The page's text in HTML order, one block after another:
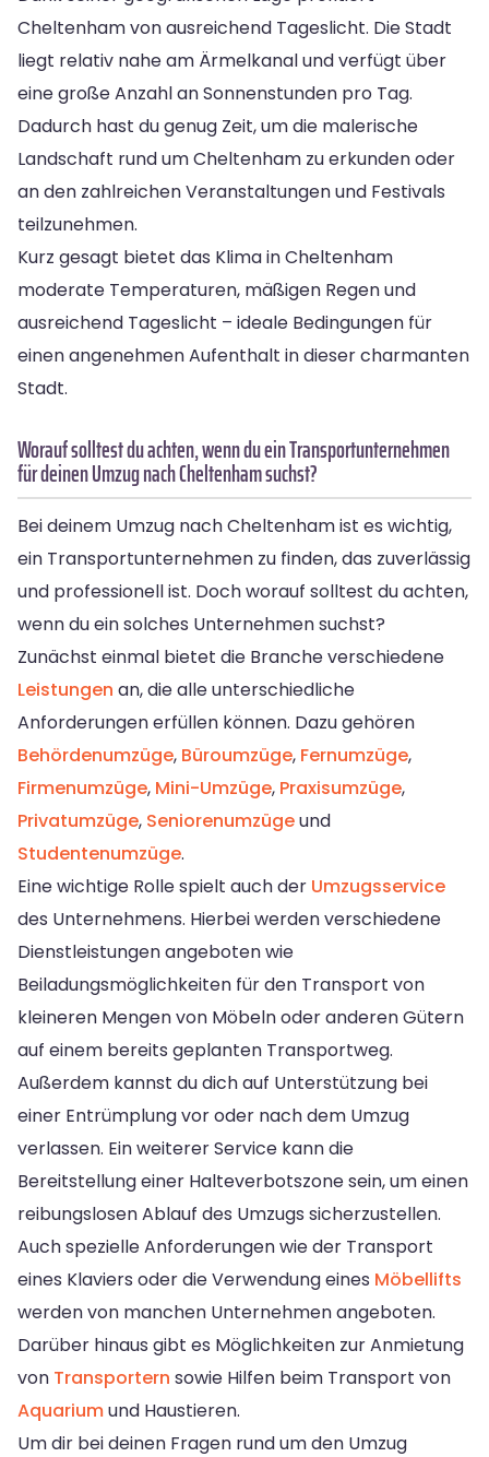
Cheltenham von ausreichend Tageslicht. Die Stadt
liegt relativ nahe am Ärmelkanal und verfügt über
eine große Anzahl an Sonnenstunden pro Tag.
Dadurch hast du genug Zeit, um die malerische
Landschaft rund um Cheltenham zu erkunden oder
an den zahlreichen Veranstaltungen und Festivals
teilzunehmen.
Kurz gesagt bietet das Klima in Cheltenham
moderate Temperaturen, mäßigen Regen und
ausreichend Tageslicht – ideale Bedingungen für
einen angenehmen Aufenthalt in dieser charmanten
Stadt.
Worauf solltest du achten, wenn du ein Transportunternehmen
für deinen Umzug nach Cheltenham suchst?
Bei deinem Umzug nach Cheltenham ist es wichtig,
ein Transportunternehmen zu finden, das zuverlässig
und professionell ist. Doch worauf solltest du achten,
wenn du ein solches Unternehmen suchst?
Zunächst einmal bietet die Branche verschiedene
Leistungen an, die alle unterschiedliche
Anforderungen erfüllen können. Dazu gehören
Behördenumzüge, Büroumzüge, Fernumzüge,
Firmenumzüge, Mini-Umzüge, Praxisumzüge,
Privatumzüge, Seniorenumzügeund
Studentenumzüge.
Eine wichtige Rolle spielt auch der Umzugsservice
des Unternehmens. Hierbei werden verschiedene
Dienstleistungen angeboten wie
Beiladungsmöglichkeiten für den Transport von
kleineren Mengen von Möbeln oder anderen Gütern
auf einem bereits geplanten Transportweg.
Außerdem kannst du dich auf Unterstützung bei
einer Entrümplung vor oder nach dem Umzug
verlassen. Ein weiterer Service kann die
Bereitstellung einer Halteverbotszone sein, um einen
reibungslosen Ablauf des Umzugs sicherzustellen.
Auch spezielle Anforderungen wie der Transport
eines Klaviers oder die Verwendung eines Möbellifts
werden von manchen Unternehmen angeboten.
Darüber hinaus gibt es Möglichkeiten zur Anmietung
von Transportern sowie Hilfen beim Transport von
Aquariumund Haustieren.
Um dir bei deinen Fragen rund um den Umzug